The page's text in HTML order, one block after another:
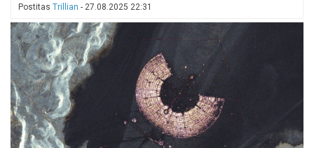
igavleda
Postitas Trillian - 27.08.2025 22:31